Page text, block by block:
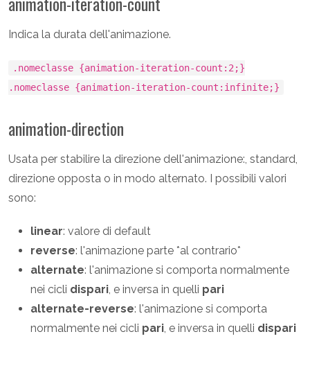
Indica la durata dell'animazione.
.nomeclasse {animation-iteration-count:2;}
.nomeclasse {animation-iteration-count:infinite;}
animation-direction
Usata per stabilire la direzione dell'animazione:, standard,
direzione opposta o in modo alternato. I possibili valori
sono:
linear: valore di default
reverse: l'animazione parte *al contrario*
alternate: l'animazione si comporta normalmente
nei cicli dispari, e inversa in quelli pari
alternate-reverse: l'animazione si comporta
normalmente nei cicli pari, e inversa in quelli dispari